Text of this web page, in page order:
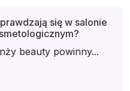
się w salonie
beauty powinny...